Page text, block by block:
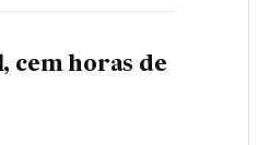
cem horas de